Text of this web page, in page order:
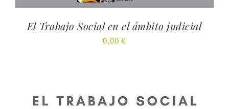
El Trabajo Social en el ámbito judicial
0,00€